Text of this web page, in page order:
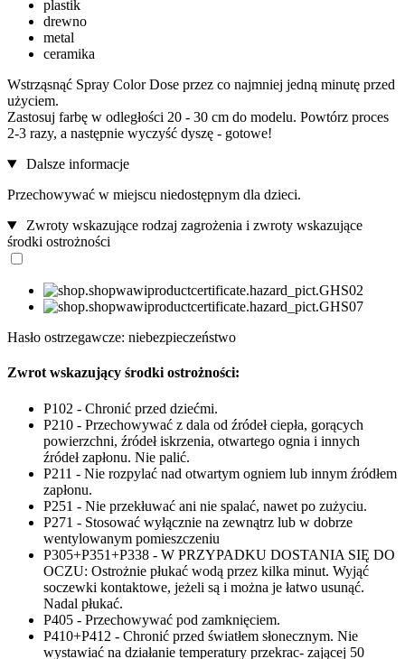
plastik
drewno
metal
ceramika
Wstrząsnąć Spray Color Dose przez co najmniej jedną minutę przed
użyciem.
Zastosuj farbę w odległości 20 - 30 cm do modelu. Powtórz proces
2-3 razy, a następnie wyczyść dyszę - gotowe!
Dalsze informacje
Przechowywać w miejscu niedostępnym dla dzieci.
Zwroty wskazujące rodzaj zagrożenia i zwroty wskazujące
środki ostrożności
Hasło ostrzegawcze: niebezpieczeństwo
Zwrot wskazujący środki ostrożności:
P102 - Chronić przed dziećmi.
P210 - Przechowywać z dala od źródeł ciepła, gorących
powierzchni, źródeł iskrzenia, otwartego ognia i innych
źródeł zapłonu. Nie palić.
P211 - Nie rozpylać nad otwartym ogniem lub innym źródłem
zapłonu.
P251 - Nie przekłuwać ani nie spalać, nawet po zużyciu.
P271 - Stosować wyłącznie na zewnątrz lub w dobrze
wentylowanym pomieszczeniu
P305+P351+P338 - W PRZYPADKU DOSTANIA SIĘ DO
OCZU: Ostrożnie płukać wodą przez kilka minut. Wyjąć
soczewki kontaktowe, jeżeli są i można je łatwo usunąć.
Nadal płukać.
P405 - Przechowywać pod zamknięciem.
P410+P412 - Chronić przed światłem słonecznym. Nie
wystawiać na działanie temperatury przekrac- zającej 50